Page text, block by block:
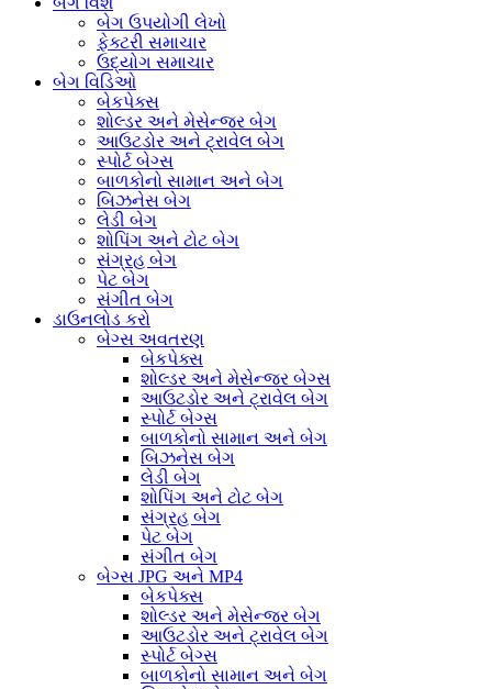
બેગ ઉપયોગી લેખો
ફેક્ટરી સમાચાર
ઉદ્યોગ સમાચાર
બેગ વિડિઓ
બેકપેક્સ
શોલ્ડર અને મેસેન્જર બેગ
આઉટડોર અને ટ્રાવેલ બેગ
સ્પોર્ટ બેગ્સ
બાળકોનો સામાન અને બેગ
બિઝનેસ બેગ
લેડી બેગ
શોપિંગ અને ટોટ બેગ
સંગ્રહ બેગ
પેટ બેગ
સંગીત બેગ
ડાઉનલોડ કરો
બેગ્સ અવતરણ
બેકપેક્સ
શોલ્ડર અને મેસેન્જર બેગ્સ
આઉટડોર અને ટ્રાવેલ બેગ
સ્પોર્ટ બેગ્સ
બાળકોનો સામાન અને બેગ
બિઝનેસ બેગ
લેડી બેગ
શોપિંગ અને ટોટ બેગ
સંગ્રહ બેગ
પેટ બેગ
સંગીત બેગ
બેગ્સ JPG અને MP4
બેકપેક્સ
શોલ્ડર અને મેસેન્જર બેગ
આઉટડોર અને ટ્રાવેલ બેગ
સ્પોર્ટ બેગ્સ
બાળકોનો સામાન અને બેગ